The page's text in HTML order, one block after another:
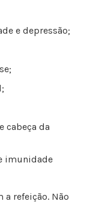
e depressão;
cabeça da
imunidade
a refeição. Não